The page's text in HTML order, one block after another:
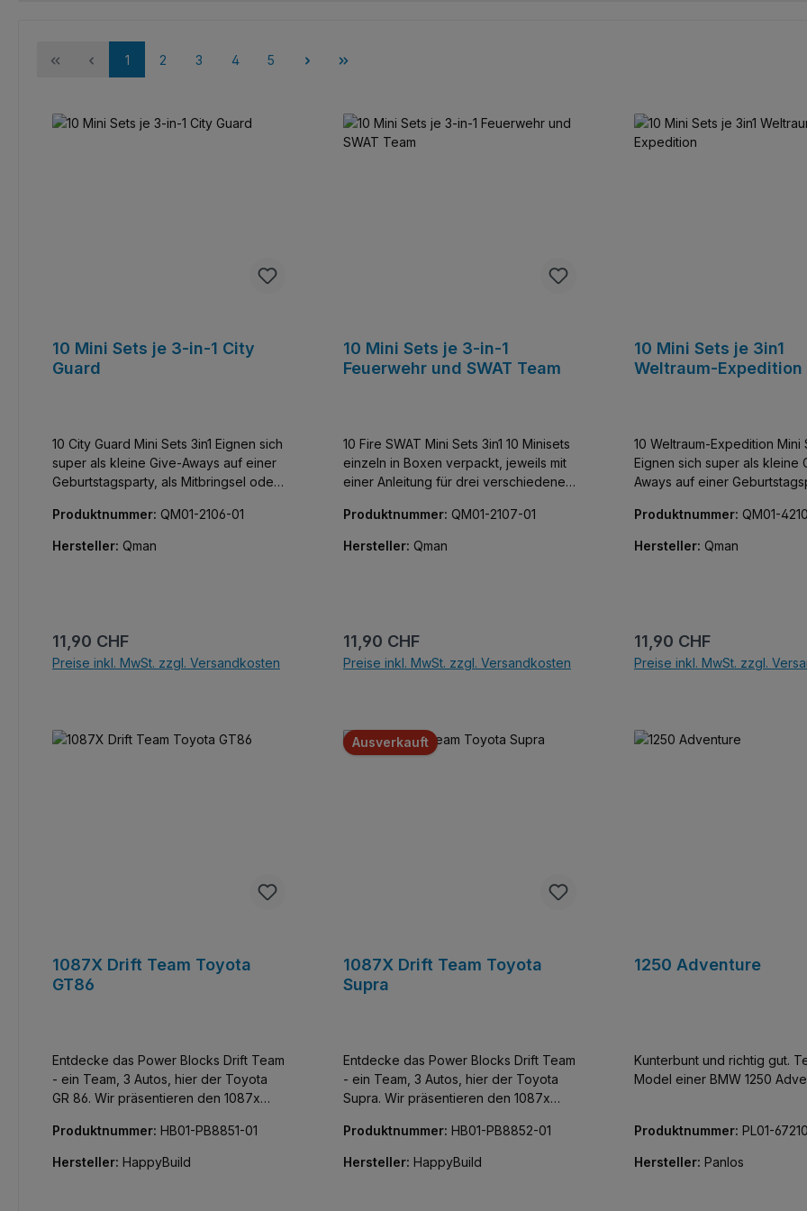
Seite
1 Seite
2 Seite
3 Seite
4 Seite
5
10 Mini Sets je 3-in-1 City
Guard
10 City Guard Mini Sets 3in1 Eignen sich
super als kleine Give-Aways auf einer
Geburtstagsparty, als Mitbringsel oder
einzeln in Boxen verpackt, jeweils mit
einer Anleitung für drei verschiedene
Produktnummer: QM01-2106-01
Hersteller: Qman
Regulärer Preis:
11,90 CHF
Preise inkl. MwSt. zzgl. Versandkosten
10 Mini Sets je 3-in-1
Feuerwehr und SWAT Team
10 Fire SWAT Mini Sets 3in1 10 Minisets
einzeln in Boxen verpackt, jeweils mit
einer Anleitung für drei verschiedene
Give-Aways auf einer
Geburtstagsparty, als Mitbringsel oder
Produktnummer: QM01-2107-01
Hersteller: Qman
Regulärer Preis:
11,90 CHF
Preise inkl. MwSt. zzgl. Versandkosten
10 Mini Sets je 3in1
Weltraum-Expedition
10 Weltraum-Expedition Mini
Eignen sich super als kleine
Aways auf einer
Adventskalender. 10 Minisets
Boxen verpackt, jeweils mit
Produktnummer: QM01-
Hersteller: Qman
Regulärer Preis:
11,90 CHF
Preise inkl. MwSt. zzgl.
1087X Drift Team Toyota
GT86
Entdecke das Power Blocks Drift Team
- ein Team, 3 Autos, hier der Toyota
GR 86. Wir präsentieren den 1087x
1:24, bestehend aus 367 Teilen und mit
Drift-Attitüde. Dieses Modell ist in jeder
Hinsicht exklusiv und limitiert. Von den
Produktnummer: HB01-PB8851-01
Hersteller: HappyBuild
Ausverkauft
1087X Drift Team Toyota
Supra
Entdecke das Power Blocks Drift Team
- ein Team, 3 Autos, hier der Toyota
Supra. Wir präsentieren den 1087x
1:24, bestehend aus 416 Teilen und mit
Drift-Attitüde. Dieses Modell ist in jeder
Hinsicht exklusiv und limitiert. Von den
Produktnummer: HB01-PB8852-01
Hersteller: HappyBuild
1250 Adventure
Kunterbunt und richtig gut.
Model einer BMW 1250
Produktnummer: PL01-
Hersteller: Panlos